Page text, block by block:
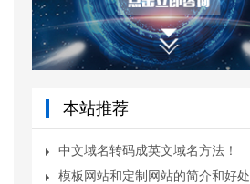
本站推荐
中文域名转码成英文域名方法！
模板网站和定制网站的简介和好处